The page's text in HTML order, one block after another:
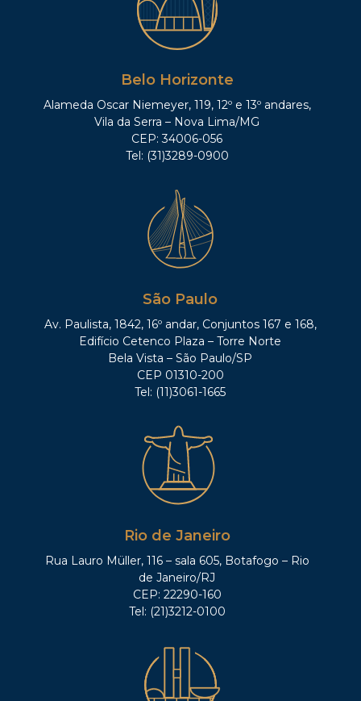
Belo Horizonte
Alameda Oscar Niemeyer, 119, 12º e 13º andares,
Vila da Serra – Nova Lima/MG
CEP: 34006-056
Tel: (31)3289-0900
São Paulo
Av. Paulista, 1842, 16º andar, Conjuntos 167 e 168,
Edifício Cetenco Plaza – Torre Norte
Bela Vista – São Paulo/SP
CEP 01310-200
Tel: (11)3061-1665
Rio de Janeiro
Rua Lauro Müller, 116 – sala 605, Botafogo – Rio
de Janeiro/RJ
CEP: 22290-160
Tel: (21)3212-0100